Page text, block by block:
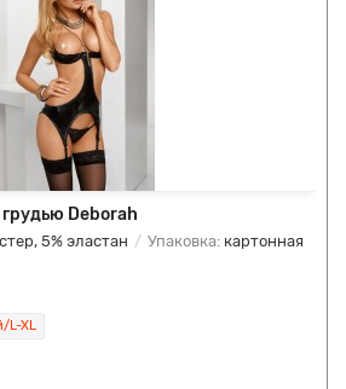
Deborah
5% эластан Упаковка: картонная
L-XL